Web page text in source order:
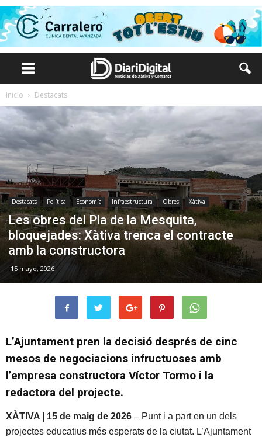
Inicio Destacats
Destacats Política Economía Infraestructura Obres Xàtiva
Les obres del Pla de la Mesquita,
bloquejades: Xàtiva trenca el contracte
amb la constructora
15 mayo, 2026
L’Ajuntament pren la decisió després de cinc
mesos de negociacions infructuoses amb
l’empresa constructora Víctor Tormo i la
redactora del projecte.
XÀTIVA | 15 de maig de 2026 – Punt i a part en un dels
projectes educatius més esperats de la ciutat. L’Ajuntament